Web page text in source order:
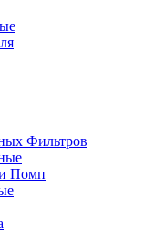
Фильтров
Помп